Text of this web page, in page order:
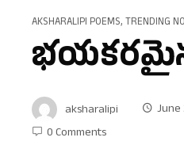
AKSHARALIPI POEMS, TRENDING
aksharalipi
June
0 Comments